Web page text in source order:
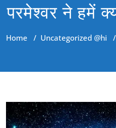
परमेश्वर ने हमें
Home / Uncategorized @hi